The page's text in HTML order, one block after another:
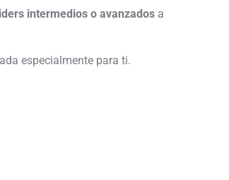
intermedios o avanzadosa
especialmente para ti.